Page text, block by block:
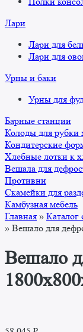
Лари
Лари для
Лари для
Урны и баки
Урны для
Барные станции
Колоды для рубки
Кондитерские
Хлебные лотки к
Вешала для
Противни
Скамейки для
Камбузная мебель
Главная » Каталог
» Вешало для
Вешало